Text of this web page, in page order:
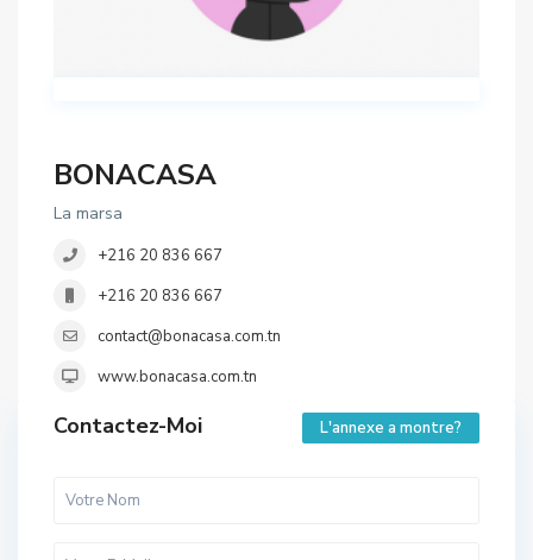
BONACASA
La marsa
+216 20 836 667
+216 20 836 667
contact@bonacasa.com.tn
www.bonacasa.com.tn
Contactez-Moi L'annexe a montre?